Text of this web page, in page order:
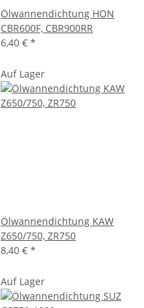
Ölwannendichtung HON
CBR600F, CBR900RR
6,40 € *
Auf Lager
Ölwannendichtung KAW
Z650/750, ZR750
8,40 € *
Auf Lager